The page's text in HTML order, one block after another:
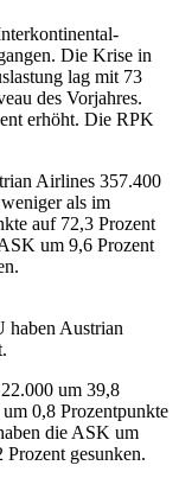
Die Krise in
lag mit 73
des Vorjahres.
erhöht. Die RPK
Airlines 357.400
als im
auf 72,3 Prozent
um 9,6 Prozent
haben Austrian
um 39,8
0,8 Prozentpunkte
die ASK um
gesunken.